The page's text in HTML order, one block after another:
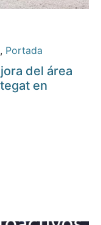
, Portada
del área
en